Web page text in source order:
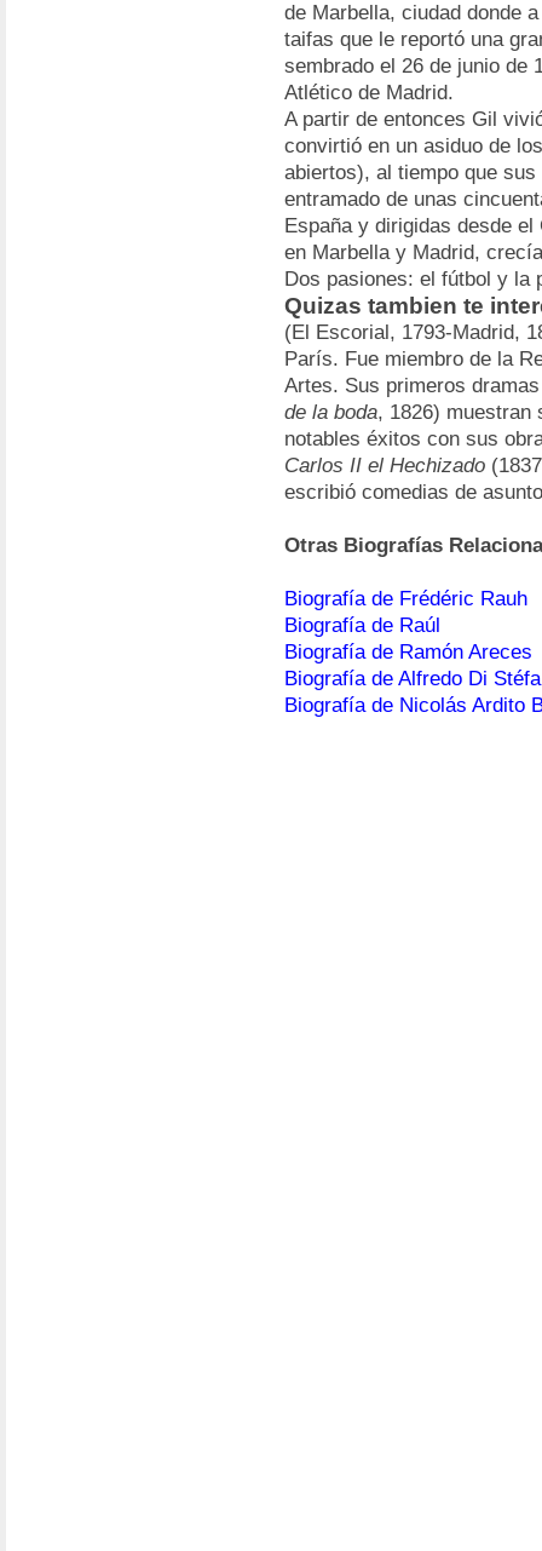
de Marbella, ciudad donde
taifas que le reportó una
sembrado el 26 de junio de
Atlético de Madrid.
A partir de entonces Gil
convirtió en un asiduo de
abiertos), al tiempo que
entramado de unas
España y dirigidas desde
en Marbella y Madrid,
Dos pasiones: el fútbol y la
Quizas tambien te
(El Escorial, 1793-Madrid,
París. Fue miembro de la
Artes. Sus primeros
de la boda, 1826) muestran
notables éxitos con sus
Carlos II el Hechizado
escribió comedias de
Otras Biografías
Biografía de Frédéric Rauh
Biografía de Raúl
Biografía de Ramón Areces
Biografía de Alfredo Di
Biografía de Nicolás Ardito